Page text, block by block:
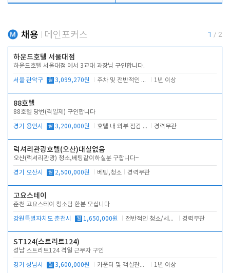
채용 메인포커스 1 / 2
하운드호텔 서울대점
하운드호텔 서울대점 에서 3교대 과장님 구인합니다.
서울 관악구 월 3,099,270원 주차 및 전반적인 당번업무 1년 이상
88호텔
88호텔 당번(격일제) 구인합니다
경기 용인시 월 3,200,000원 호텔 내 외부 점검 및 프런트 운영 경력무관
럭셔리관광호텔(오산)대실없음
오산(럭셔리관광) 청소,베팅같이하실분 구합니다~
경기 오산시 월 2,500,000원 베팅,청소 경력무관
고요스테이
춘천 고요스테이 청소팀 한분 모십니다
강원특별자치도 춘천시 월 1,650,000원 전반적인 청소/세탁업무 경력무관
ST124(스트리트124)
성남 스트리트124 격일 근무자 구인
경기 성남시 월 3,600,000원 카운터 및 객실관리 전반 1년 이상